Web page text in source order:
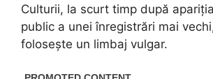
Culturii, la scurt timp după
public a unei înregistrări mai
folosește un limbaj vulgar.